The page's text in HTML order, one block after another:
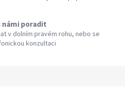
námi poradit
v dolním pravém rohu, nebo se
konzultaci